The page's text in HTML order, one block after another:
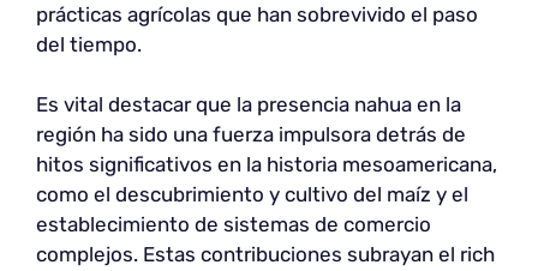
prácticas agrícolas que han sobrevivido el paso
del tiempo.
Es vital destacar que la presencia nahua en la
región ha sido una fuerza impulsora detrás de
hitos significativos en la historia mesoamericana,
como el descubrimiento y cultivo del maíz y el
establecimiento de sistemas de comercio
complejos. Estas contribuciones subrayan el rich